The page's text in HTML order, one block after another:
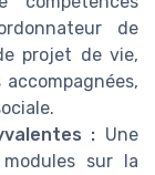
de
projet de vie,
: Une
sur la